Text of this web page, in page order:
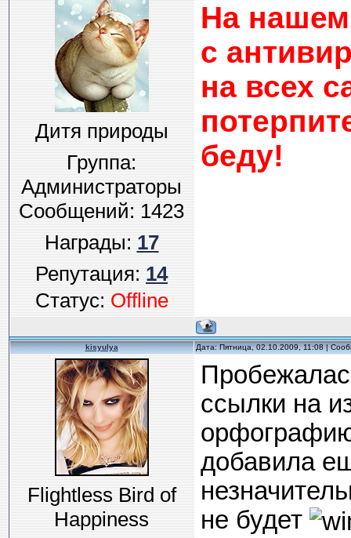
Дитя природы
Группа:
Администраторы
Сообщений:1423
Награды:17
Репутация:14
Статус:Offline
На
с
на всех
беду!
kisyulya Дата: Пятница, 02.10.2009, 11:08 |
Flightless Bird of
Happiness
ссылки на
добавила
не будет